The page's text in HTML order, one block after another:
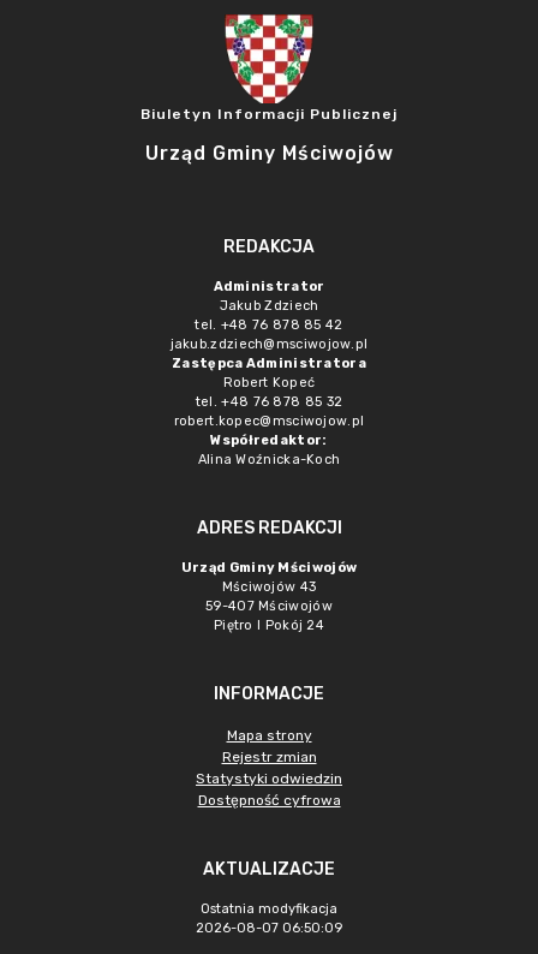
Biuletyn Informacji Publicznej
Urząd Gminy Mściwojów
REDAKCJA
Administrator
Jakub Zdziech
tel. +48 76 878 85 42
jakub.zdziech@msciwojow.pl
Zastępca Administratora
Robert Kopeć
tel. +48 76 878 85 32
robert.kopec@msciwojow.pl
Współredaktor:
Alina Woźnicka-Koch
ADRES REDAKCJI
Urząd Gminy Mściwojów
Mściwojów 43
59-407 Mściwojów
Piętro I Pokój 24
INFORMACJE
Mapa strony
Rejestr zmian
Statystyki odwiedzin
Dostępność cyfrowa
AKTUALIZACJE
Ostatnia modyfikacja
2026-08-07 06:50:09